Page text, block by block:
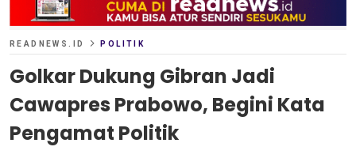
READNEWS.ID POLITIK
Golkar Dukung Gibran Jadi
Cawapres Prabowo, Begini Kata
Pengamat Politik